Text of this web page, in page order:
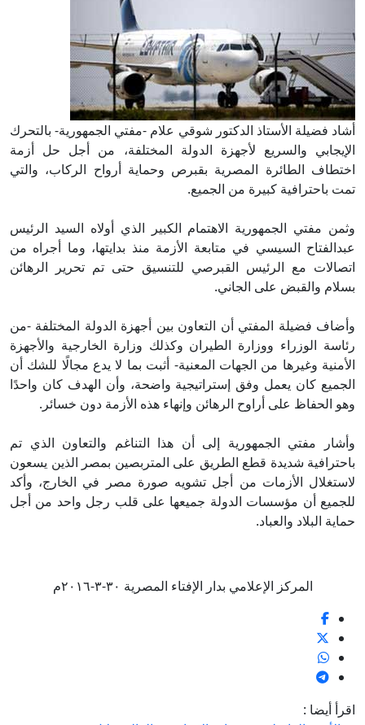
أشاد فضيلة الأستاذ الدكتور شوقي علام -مفتي الجمهورية- بالتحرك
الإيجابي والسريع لأجهزة الدولة المختلفة، من أجل حل أزمة
اختطاف الطائرة المصرية بقبرص وحماية أرواح الركاب، والتي
تمت باحترافية كبيرة من الجميع.
وثمن مفتي الجمهورية الاهتمام الكبير الذي أولاه السيد الرئيس
عبدالفتاح السيسي في متابعة الأزمة منذ بدايتها، وما أجراه من
اتصالات مع الرئيس القبرصي للتنسيق حتى تم تحرير الرهائن
بسلام والقبض على الجاني.
وأضاف فضيلة المفتي أن التعاون بين أجهزة الدولة المختلفة -من
رئاسة الوزراء ووزارة الطيران وكذلك وزارة الخارجية والأجهزة
الأمنية وغيرها من الجهات المعنية- أثبت بما لا يدع مجالًا للشك أن
الجميع كان يعمل وفق إستراتيجية واضحة، وأن الهدف كان واحدًا
وهو الحفاظ على أراوح الرهائن وإنهاء هذه الأزمة دون خسائر.
وأشار مفتي الجمهورية إلى أن هذا التناغم والتعاون الذي تم
باحترافية شديدة قطع الطريق على المتربصين بمصر الذين يسعون
لاستغلال الأزمات من أجل تشويه صورة مصر في الخارج، وأكد
للجميع أن مؤسسات الدولة جميعها على قلب رجل واحد من أجل
حماية البلاد والعباد.
المركز الإعلامي بدار الإفتاء المصرية ٣٠-٣-٢٠١٦م
اقرأ أيضا :